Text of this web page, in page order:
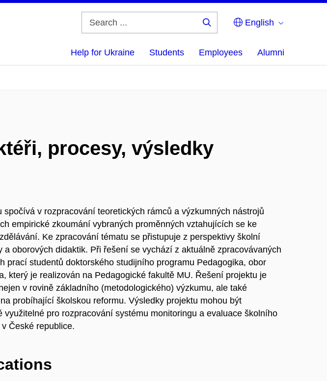
English
Help for Ukraine Students Employees Alumni
procesy, výsledky
spočívá v rozpracování teoretických rámců a výzkumných nástrojů
empirické zkoumání vybraných proměnných vztahujících se ke
Ke zpracování tématu se přistupuje z perspektivy školní
a oborových didaktik. Při řešení se vychází z aktuálně zpracovávaných
prací studentů doktorského studijního programu Pedagogika, obor
který je realizován na Pedagogické fakultě MU. Řešení projektu je
v rovině základního (metodologického) výzkumu, ale také
probíhající školskou reformu. Výsledky projektu mohou být
využitelné pro rozpracování systému monitoringu a evaluace školního
České republice.